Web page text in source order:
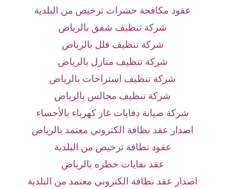
عقود مكافحة حشرات ترخيص من البلدية
شركة تنظيف شقق بالرياض
شركة تنظيف فلل بالرياض
شركة تنظيف منازل بالرياض
شركة تنظيف استراحات بالرياض
شركة تنظيف مجالس بالرياض
شركة صيانة دفايات غاز كهرباء بالأحساء
اصدار عقد نظافة الكتروني معتمد بالرياض
عقود نظافة ترخيص من البلدية
عقد نفايات خطره بالرياض
اصدار عقد نظافة الكتروني معتمد من البلدية